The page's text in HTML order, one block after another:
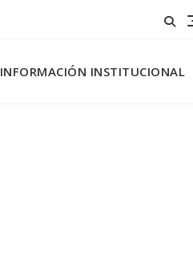
INFORMACIÓN INSTITUCIONAL